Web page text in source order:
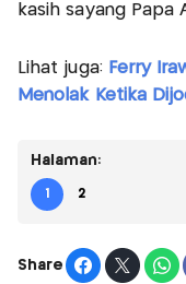
kasih sayang Papa
Lihat juga: Ferry
Menolak Ketika
Halaman:
1 2
Share